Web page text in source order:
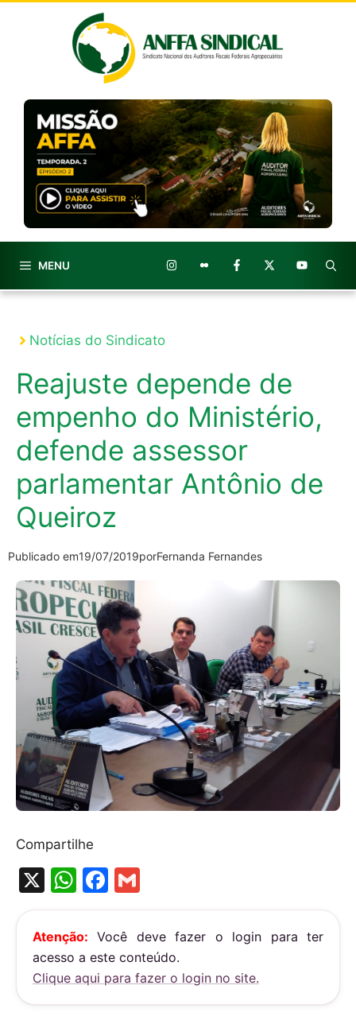
MENU
Notícias do Sindicato
Reajuste depende de
empenho do Ministério,
defende assessor
parlamentar Antônio de
Queiroz
Publicado em19/07/2019porFernanda Fernandes
Compartilhe
X
W
h
at
s
A
p
F
a
c
e
b
o
m
ai
l
Atenção: Você deve fazer o login para ter
acesso a este conteúdo.
Clique aqui para fazer o login no site.